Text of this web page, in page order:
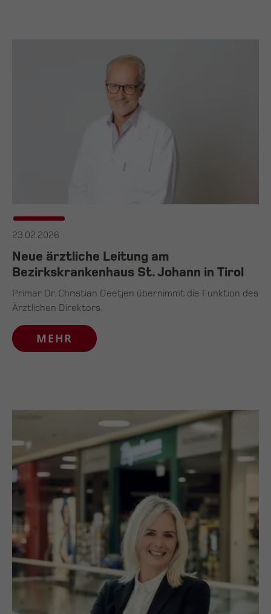
23.02.2026
Neue ärztliche Leitung am
Bezirkskrankenhaus St. Johann in Tirol
Primar Dr. Christian Deetjen übernimmt die Funktion des
Ärztlichen Direktors.
MEHR